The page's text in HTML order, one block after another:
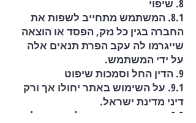
8. שיפוי
8.1. המשתמש מתחייב לשפות את
החברה בגין כל נזק, הפסד או הוצאה
שייגרמו לה עקב הפרת תנאים אלה
על ידי המשתמש.
9. הדין החל וסמכות שיפוט
9.1. על השימוש באתר יחולו אך ורק
דיני מדינת ישראל.
9.2. סמכות השיפוט הבלעדית בכל